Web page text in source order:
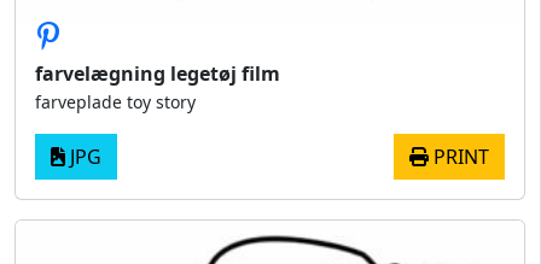
farvelægning legetøj film
farveplade toy story
JPG PRINT